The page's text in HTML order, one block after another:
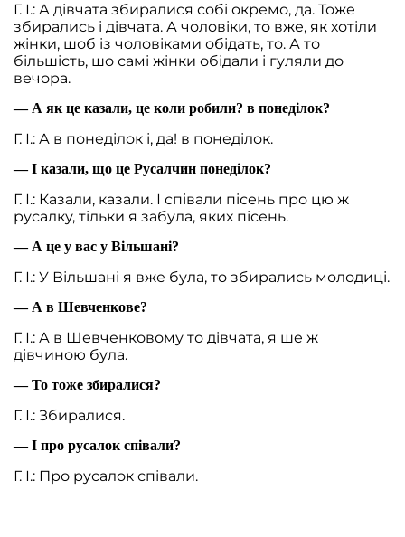
Г. І.: А дівчата збиралися собі окремо, да. Тоже
збирались і дівчата. А чоловіки, то вже, як хотіли
жінки, шоб із чоловіками обідать, то. А то
більшість, шо самі жінки обідали і гуляли до
вечора.
— А як це казали, це коли робили? в понеділок?
Г. І.: А в понеділок і, да! в понеділок.
— І казали, що це Русалчин понеділок?
Г. І.: Казали, казали. І співали пісень про цю ж
русалку, тільки я забула, яких пісень.
— А це у вас у Вільшані?
Г. І.: У Вільшані я вже була, то збирались молодиці.
— А в Шевченкове?
Г. І.: А в Шевченковому то дівчата, я ше ж
дівчиною була.
— То тоже збиралися?
Г. І.: Збиралися.
— І про русалок співали?
Г. І.: Про русалок співали.